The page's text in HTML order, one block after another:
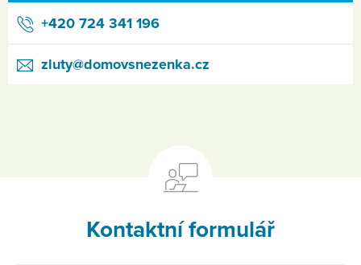
+420 724 341 196
zluty@domovsnezenka.cz
Kontaktní formulář